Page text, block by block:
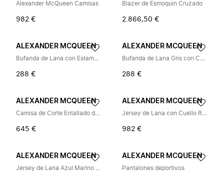
Alexander McQueen Camisas
982 €
Blazer de Esmoquin Cruzado
2.866,50 €
ALEXANDER MCQUEEN
Bufanda de Lana con Estampado de Calaveras Negra
288 €
ALEXANDER MCQUEEN
Bufanda de Lana Gris con Calaveras
288 €
ALEXANDER MCQUEEN
Camisa de Corte Entallado de Algodón
645 €
ALEXANDER MCQUEEN
Jersey de Lana con Cuello Redondo
982 €
ALEXANDER MCQUEEN
Jersey de Lana Azul Marino con Cuello Redondo
ALEXANDER MCQUEEN
Pantalones deportivos